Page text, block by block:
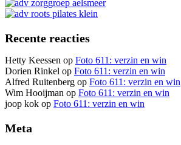
Recente reacties
Hetty Keessen op Foto 611: verzin en win
Dorien Rinkel op Foto 611: verzin en win
Alfred Ruitenberg op Foto 611: verzin en win
Wim Hooijman op Foto 611: verzin en win
joop kok op Foto 611: verzin en win
Meta